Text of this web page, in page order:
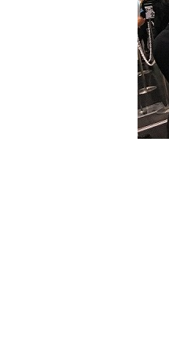
・2018年3月30